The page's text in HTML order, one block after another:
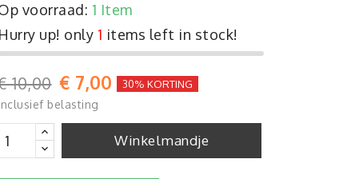
voorraad: 1 Item
Hurry up! only 1 items left in stock!
10,00 € 7,00 30% KORTING
belasting
Winkelmandje